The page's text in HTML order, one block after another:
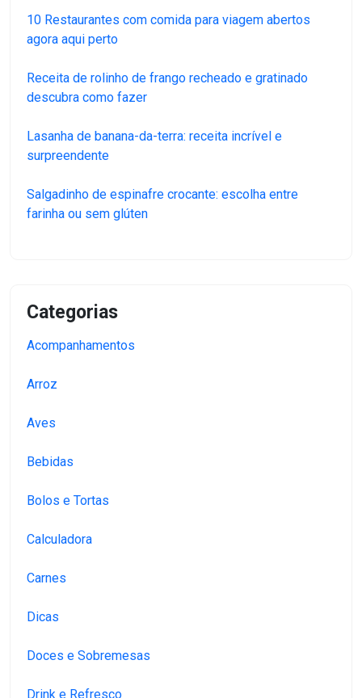
10 Restaurantes com comida para viagem abertos
agora aqui perto
Receita de rolinho de frango recheado e gratinado
descubra como fazer
Lasanha de banana-da-terra: receita incrível e
surpreendente
Salgadinho de espinafre crocante: escolha entre
farinha ou sem glúten
Categorias
Acompanhamentos
Arroz
Aves
Bebidas
Bolos e Tortas
Calculadora
Carnes
Dicas
Doces e Sobremesas
Drink e Refresco